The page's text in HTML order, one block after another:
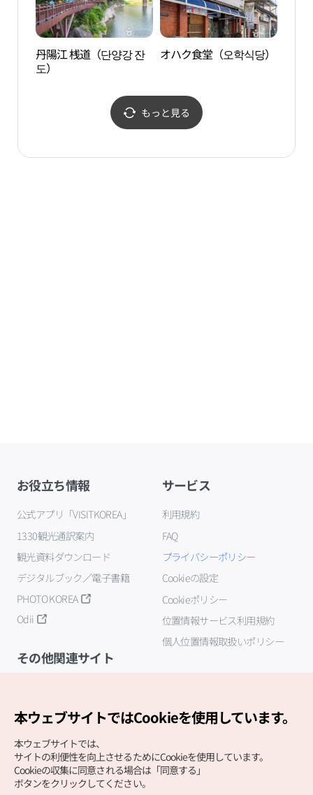
丹陽江 桟道（단양강 잔
도）
オハク食堂（오학식당）
もっと見る
お役立ち情報
公式アプリ「VISITKOREA」
1330観光通訳案内
観光資料ダウンロード
デジタルブック／電子書籍
PHOTO KOREA
Odii
サービス
利用規約
FAQ
プライバシーポリシー
Cookieの設定
Cookieポリシー
位置情報サービス利用規約
個人位置情報取扱いポリシー
その他関連サイト
本ウェブサイトではCookieを使用しています。
本ウェブサイトでは、
サイトの利便性を向上させるためにCookieを使用しています。
Cookieの収集に同意される場合は「同意する」
ボタンをクリックしてください。